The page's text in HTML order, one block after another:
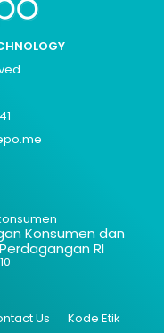
Konsumen dan
RI
Us
Kode Etik